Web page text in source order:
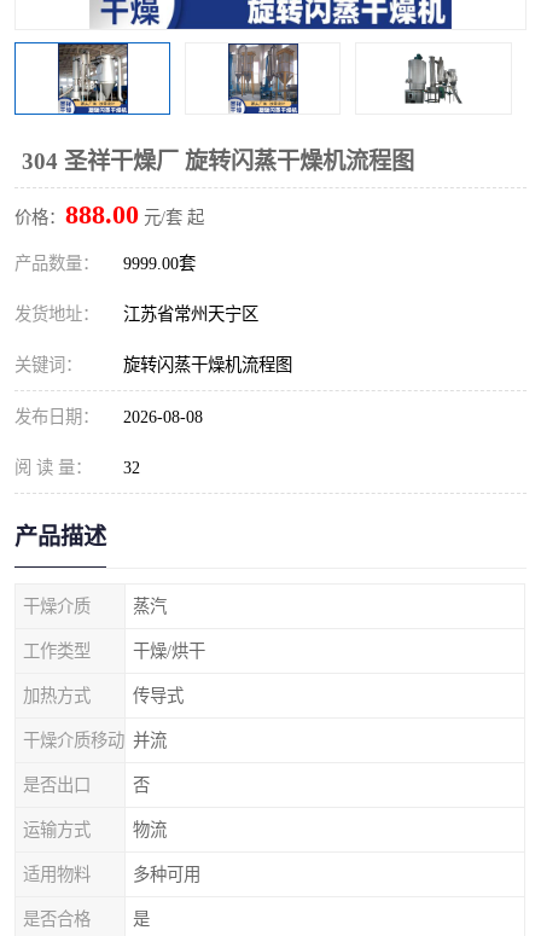
304 圣祥干燥厂 旋转闪蒸干燥机流程图
价格： 888.00 元/套 起
产品数量： 9999.00套
发货地址： 江苏省常州天宁区
关键词： 旋转闪蒸干燥机流程图
发布日期： 2026-08-08
阅 读 量： 32
产品描述
干燥介质 蒸汽
工作类型 干燥/烘干
加热方式 传导式
干燥介质移动 并流
是否出口 否
运输方式 物流
适用物料 多种可用
是否合格 是